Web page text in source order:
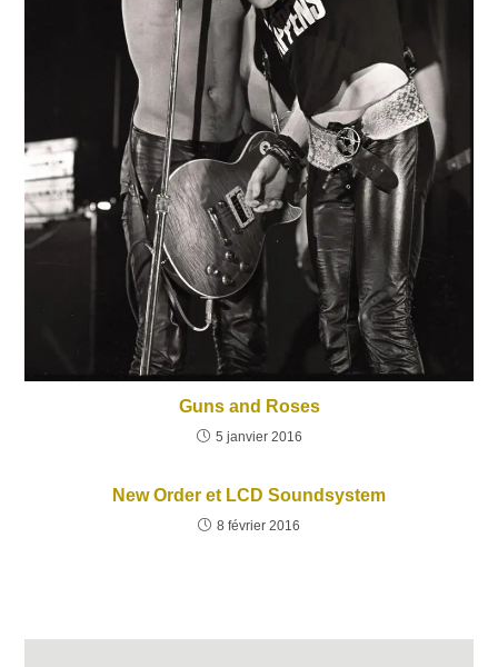
Guns and Roses
5 janvier 2016
New Order et LCD Soundsystem
8 février 2016